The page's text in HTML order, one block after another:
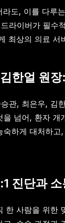
라도, 이를 다루
라이버가 필수
최상의 의료 서
한얼 원
관, 최은우, 김
넘어, 환자
하게 대처하
진단과
한 사람을 위한